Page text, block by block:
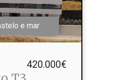
e mar
420.000€